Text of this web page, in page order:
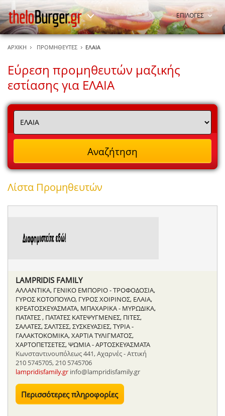
ΕΠΙΛΟΓΕΣ
ΑΡΧΙΚΗ ΠΡΟΜΗΘΕΥΤΕΣ ΕΛΑΙΑ
Εύρεση προμηθευτών μαζικής
εστίασης για ΕΛΑΙΑ
Λίστα Προμηθευτών
LAMPRIDIS FAMILY
ΑΛΛΑΝΤΙΚΑ, ΓΕΝΙΚΟ ΕΜΠΟΡΙΟ - ΤΡΟΦΟΔΟΣΙΑ,
ΓΥΡΟΣ ΚΟΤΟΠΟΥΛΟ, ΓΥΡΟΣ ΧΟΙΡΙΝΟΣ, ΕΛΑΙΑ,
ΚΡΕΑΤΟΣΚΕΥΑΣΜΑΤΑ, ΜΠΑΧΑΡΙΚΑ - ΜΥΡΩΔΙΚΑ,
ΠΑΤΑΤΕΣ , ΠΑΤΑΤΕΣ ΚΑΤΕΨΥΓΜΕΝΕΣ, ΠΙΤΕΣ,
ΣΑΛΑΤΕΣ, ΣΑΛΤΣΕΣ, ΣΥΣΚΕΥΑΣΙΕΣ, ΤΥΡΙΑ -
ΓΑΛΑΚΤΟΚΟΜΙΚΑ, ΧΑΡΤΙΑ ΤΥΛΙΓΜΑΤΟΣ,
ΧΑΡΤΟΠΕΤΣΕΤΕΣ, ΨΩΜΙΑ - ΑΡΤΟΣΚΕΥΑΣΜΑΤΑ
Κωνσταντινουπόλεως 441, Αχαρνές - Αττική
210 5745705, 210 5745706
lampridisfamily.gr info@lampridisfamily.gr
Περισσότερες πληροφορίες